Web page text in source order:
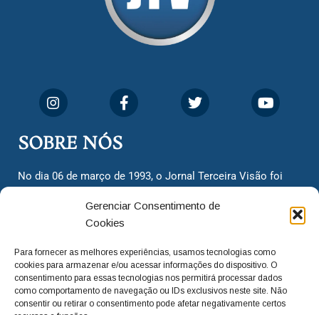
Gerenciar Consentimento de
Cookies
Para fornecer as melhores experiências, usamos tecnologias como
cookies para armazenar e/ou acessar informações do dispositivo. O
consentimento para essas tecnologias nos permitirá processar dados
como comportamento de navegação ou IDs exclusivos neste site. Não
consentir ou retirar o consentimento pode afetar negativamente certos
SOBRE NÓS
No dia 06 de março de 1993, o Jornal Terceira Visão foi
cidadãos valinhenses, já que naquela época só existiam
dois jornais. Há mais de 30 anos, o jornal continua
com o foco de trazer as melhores notícias. Nunca
deixamos de lado as necessidades do cidadão, sempre
questionando os órgãos públicos em busca de melhorias